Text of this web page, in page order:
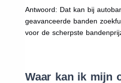
Antwoord: Dat kan bij
geavanceerde banden
voor de scherpste
Waar kan ik mijn